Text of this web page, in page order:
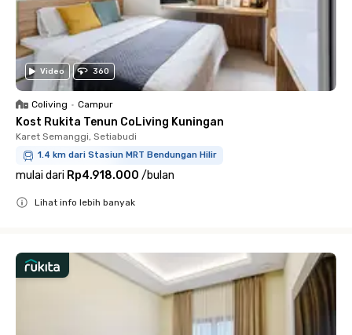
Video 360
Coliving • Campur
Kost Rukita Tenun CoLiving Kuningan
Karet Semanggi, Setiabudi
1.4 km dari Stasiun MRT Bendungan Hilir
mulai dari Rp4.918.000 /bulan
Lihat info lebih banyak